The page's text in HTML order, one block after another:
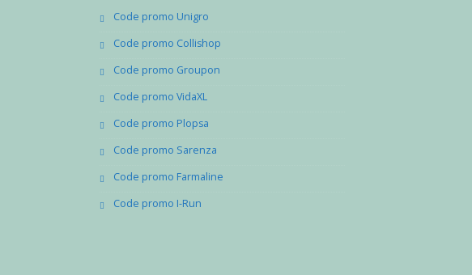
Code promo Unigro
Code promo Collishop
Code promo Groupon
Code promo VidaXL
Code promo Plopsa
Code promo Sarenza
Code promo Farmaline
Code promo I-Run